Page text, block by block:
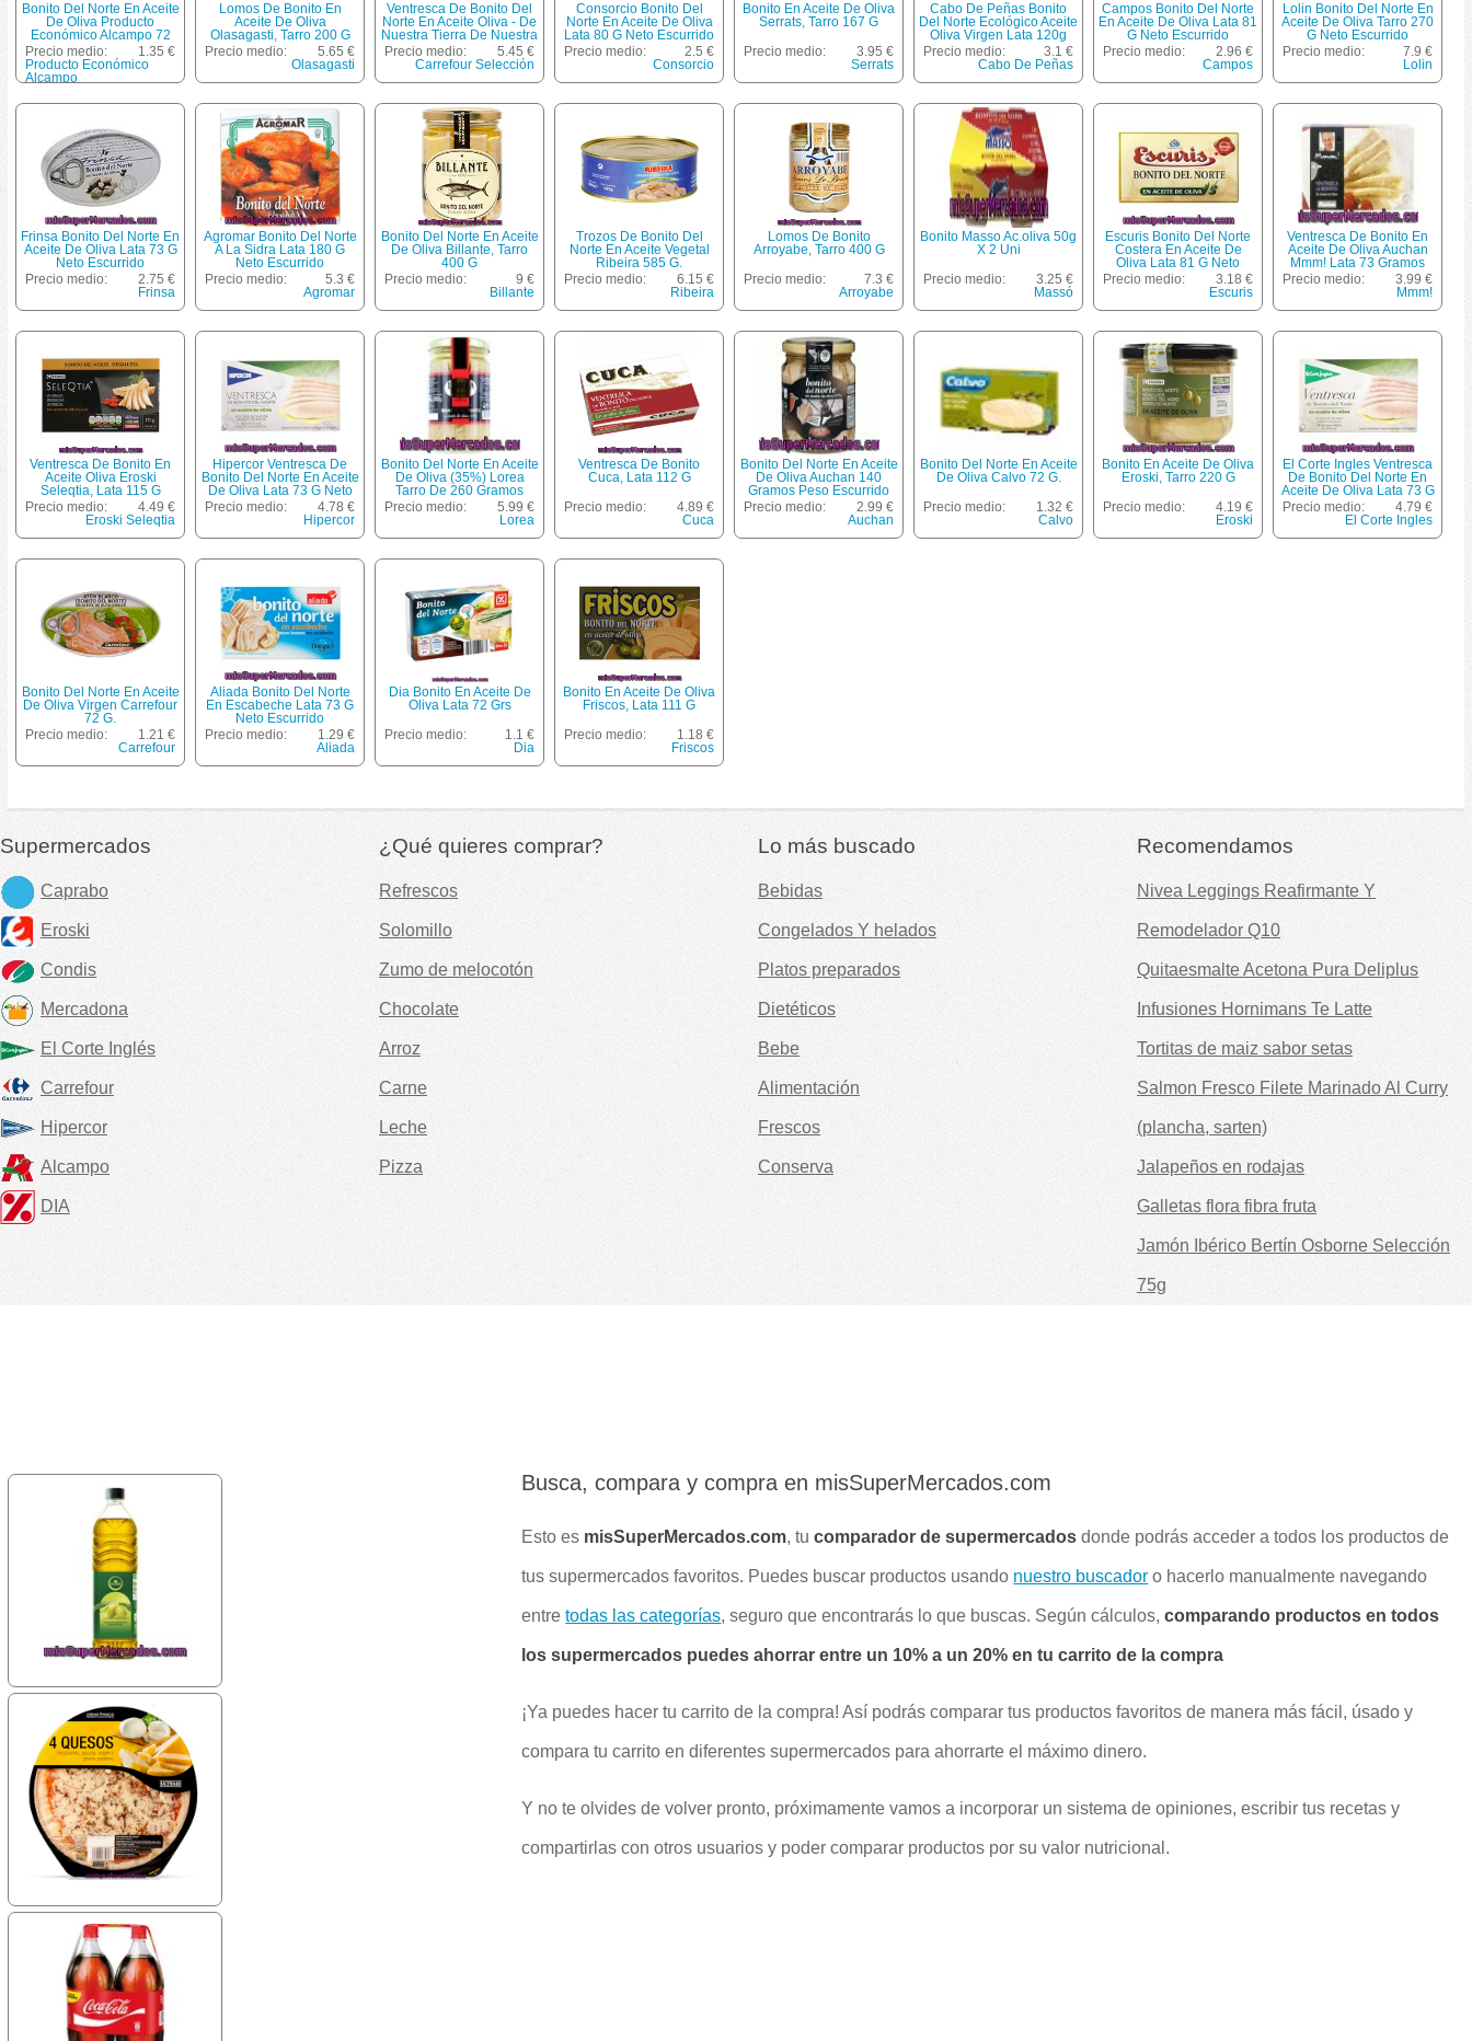
Bonito Del Norte En Aceite
De Oliva Producto
Económico Alcampo 72
Gramos Peso Neto
Escurrido
Precio medio:
1.35 €
Producto Económico
Alcampo
Lomos De Bonito En
Aceite De Oliva
Olasagasti, Tarro 200 G
Precio medio:
5.65 €
Olasagasti
Ventresca De Bonito Del
Norte En Aceite Oliva - De
Nuestra Tierra De Nuestra
Tierra 85 G.
Precio medio:
5.45 €
Carrefour Selección
Consorcio Bonito Del
Norte En Aceite De Oliva
Lata 80 G Neto Escurrido
Precio medio:
2.5 €
Consorcio
Bonito En Aceite De Oliva
Serrats, Tarro 167 G
Precio medio:
3.95 €
Serrats
Cabo De Peñas Bonito
Del Norte Ecológico Aceite
Oliva Virgen Lata 120g
Precio medio:
3.1 €
Cabo De Peñas
Campos Bonito Del Norte
En Aceite De Oliva Lata 81
G Neto Escurrido
Precio medio:
2.96 €
Campos
Lolin Bonito Del Norte En
Aceite De Oliva Tarro 270
G Neto Escurrido
Precio medio:
7.9 €
Lolin
Frinsa Bonito Del Norte En
Aceite De Oliva Lata 73 G
Neto Escurrido
Precio medio:
2.75 €
Frinsa
Agromar Bonito Del Norte
A La Sidra Lata 180 G
Neto Escurrido
Precio medio:
5.3 €
Agromar
Bonito Del Norte En Aceite
De Oliva Billante, Tarro
400 G
Precio medio:
9 €
Billante
Trozos De Bonito Del
Norte En Aceite Vegetal
Ribeira 585 G.
Precio medio:
6.15 €
Ribeira
Lomos De Bonito
Arroyabe, Tarro 400 G
Precio medio:
7.3 €
Arroyabe
Bonito Masso Ac.oliva 50g
X 2 Uni
Precio medio:
3.25 €
Massó
Escuris Bonito Del Norte
Costera En Aceite De
Oliva Lata 81 G Neto
Escurrido
Precio medio:
3.18 €
Escuris
Ventresca De Bonito En
Aceite De Oliva Auchan
Mmm! Lata 73 Gramos
Peso Escurrido
Precio medio:
3.99 €
Mmm!
Ventresca De Bonito En
Aceite Oliva Eroski
Seleqtia, Lata 115 G
Precio medio:
4.49 €
Eroski Seleqtia
Hipercor Ventresca De
Bonito Del Norte En Aceite
De Oliva Lata 73 G Neto
Escurrido
Precio medio:
4.78 €
Hipercor
Bonito Del Norte En Aceite
De Oliva (35%) Lorea
Tarro De 260 Gramos
Precio medio:
5.99 €
Lorea
Ventresca De Bonito
Cuca, Lata 112 G
Precio medio:
4.89 €
Cuca
Bonito Del Norte En Aceite
De Oliva Auchan 140
Gramos Peso Escurrido
Precio medio:
2.99 €
Auchan
Bonito Del Norte En Aceite
De Oliva Calvo 72 G.
Precio medio:
1.32 €
Calvo
Bonito En Aceite De Oliva
Eroski, Tarro 220 G
Precio medio:
4.19 €
Eroski
El Corte Ingles Ventresca
De Bonito Del Norte En
Aceite De Oliva Lata 73 G
Neto Escurrido
Precio medio:
4.79 €
El Corte Ingles
Bonito Del Norte En Aceite
De Oliva Virgen Carrefour
72 G.
Precio medio:
1.21 €
Carrefour
Aliada Bonito Del Norte
En Escabeche Lata 73 G
Neto Escurrido
Precio medio:
1.29 €
Aliada
Dia Bonito En Aceite De
Oliva Lata 72 Grs
Precio medio:
1.1 €
Dia
Bonito En Aceite De Oliva
Friscos, Lata 111 G
Precio medio:
1.18 €
Friscos
Supermercados
Caprabo
Eroski
Condis
Mercadona
El Corte Inglés
Carrefour
Hipercor
Alcampo
DIA
¿Qué quieres comprar?
Refrescos
Solomillo
Zumo de melocotón
Chocolate
Arroz
Carne
Leche
Pizza
Lo más buscado
Bebidas
Congelados Y helados
Platos preparados
Dietéticos
Bebe
Alimentación
Frescos
Conserva
Recomendamos
Nivea Leggings Reafirmante Y
Remodelador Q10
Quitaesmalte Acetona Pura Deliplus
Infusiones Hornimans Te Latte
Tortitas de maiz sabor setas
Salmon Fresco Filete Marinado Al Curry
(plancha, sarten)
Jalapeños en rodajas
Galletas flora fibra fruta
Jamón Ibérico Bertín Osborne Selección
75g
Busca, compara y compra en misSuperMercados.com
Esto es misSuperMercados.com, tucomparador de supermercados donde podrás acceder a todos los productos de
tus supermercados favoritos. Puedes buscar productos usando nuestro buscador o hacerlo manualmente navegando
entretodas las categorías, seguro que encontrarás lo que buscas. Según cálculos,comparando productos en todos
los supermercados puedes ahorrar entre un 10% a un 20% en tu carrito de la compra
¡Ya puedes hacer tu carrito de la compra! Así podrás comparar tus productos favoritos de manera más fácil, úsado y
compara tu carrito en diferentes supermercados para ahorrarte el máximo dinero.
Y no te olvides de volver pronto, próximamente vamos a incorporar un sistema de opiniones, escribir tus recetas y
compartirlas con otros usuarios y poder comparar productos por su valor nutricional.